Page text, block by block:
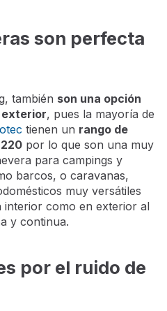
son perfecta
también son una opción
exterior, pues la mayoría de
tienen un rango de
por lo que son una muy
para campings y
barcos, o caravanas,
muy versátiles
interior como en exterior al
y continua.
por el ruido de